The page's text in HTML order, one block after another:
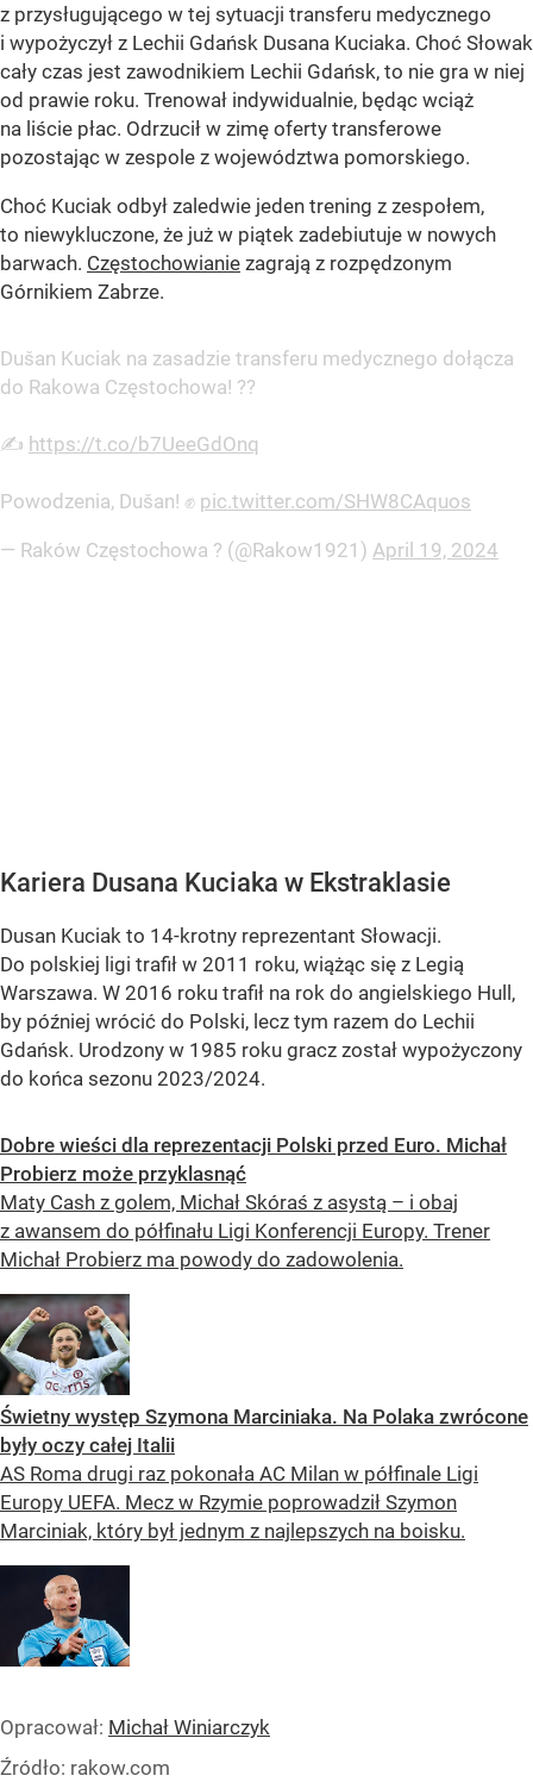
z przysługującego w tej sytuacji transferu medycznego
i wypożyczył z Lechii Gdańsk Dusana Kuciaka. Choć Słowak
cały czas jest zawodnikiem Lechii Gdańsk, to nie gra w niej
od prawie roku. Trenował indywidualnie, będąc wciąż
na liście płac. Odrzucił w zimę oferty transferowe
pozostając w zespole z województwa pomorskiego.
Choć Kuciak odbył zaledwie jeden trening z zespołem,
to niewykluczone, że już w piątek zadebiutuje w nowych
barwach. Częstochowianie zagrają z rozpędzonym
Górnikiem Zabrze.
Dušan Kuciak na zasadzie transferu medycznego dołącza
do Rakowa Częstochowa! ??
✍️ https://t.co/b7UeeGdOnq
Powodzenia, Dušan! ✊ pic.twitter.com/SHW8CAquos
— Raków Częstochowa ? (@Rakow1921) April 19, 2024
Kariera Dusana Kuciaka w Ekstraklasie
Dusan Kuciak to 14-krotny reprezentant Słowacji.
Do polskiej ligi trafił w 2011 roku, wiążąc się z Legią
Warszawa. W 2016 roku trafił na rok do angielskiego Hull,
by później wrócić do Polski, lecz tym razem do Lechii
Gdańsk. Urodzony w 1985 roku gracz został wypożyczony
do końca sezonu 2023/2024.
Dobre wieści dla reprezentacji Polski przed Euro. Michał
Probierz może przyklasnąć
Maty Cash z golem, Michał Skóraś z asystą – i obaj
z awansem do półfinału Ligi Konferencji Europy. Trener
Michał Probierz ma powody do zadowolenia.
Świetny występ Szymona Marciniaka. Na Polaka zwrócone
były oczy całej Italii
AS Roma drugi raz pokonała AC Milan w półfinale Ligi
Europy UEFA. Mecz w Rzymie poprowadził Szymon
Marciniak, który był jednym z najlepszych na boisku.
Opracował: Michał Winiarczyk
Źródło: rakow.com